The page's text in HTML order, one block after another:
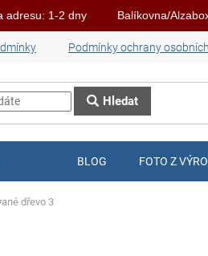
adresu: 1-2 dny Balíkovna/
Podmínky ochrany
Hledat
BLOG FOTO Z
dřevo 3